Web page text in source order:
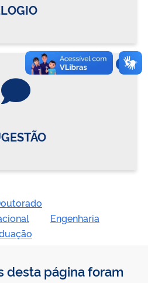
Vire o card
Engenharia
desta página foram